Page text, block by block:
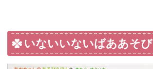
いないいないばああそび